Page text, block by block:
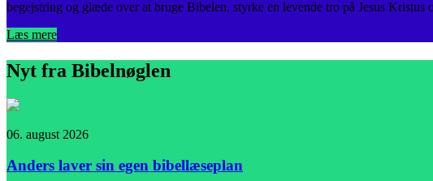
begejstring og glæde over at bruge Bibelen, styrke en levende tro på Jesus
Læs mere
Nyt fra Bibelnøglen
06. august 2026
Anders laver sin egen bibellæseplan